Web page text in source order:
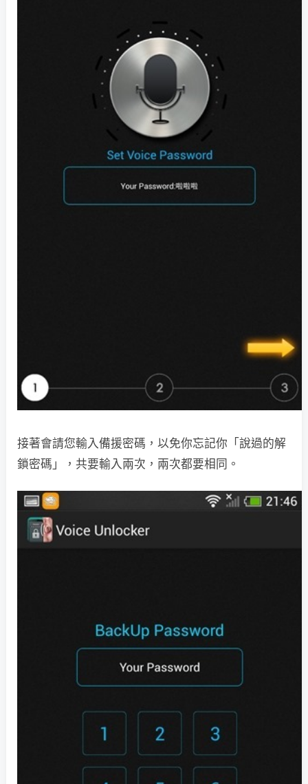
接著會請您輸入備援密碼，以免你忘記你「說過的解
鎖密碼」，共要輸入兩次，兩次都要相同。